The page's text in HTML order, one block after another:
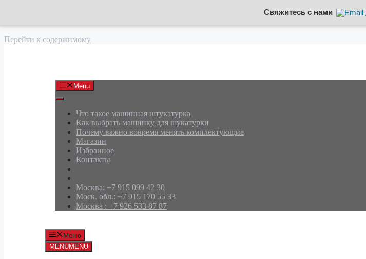
Свяжитесь с нами
Перейти к содержимому
Menu
Что такое машинная штукатурка
Как выбрать машинку для шукатурки
Почему важно вовремя менять комплектующие
Магазин
Избранное
Контакты
Москва: +7 915 099 42 30
Моск. обл.: +7 915 170 55 33
Москва : +7 926 533 87 87
Меню
MENUMENU